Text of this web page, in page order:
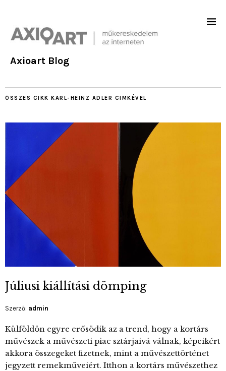
Axioart Blog
ÖSSZES CIKK KARL-HEINZ ADLER CIMKÉVEL
Júliusi kiállítási dömping
Szerző: admin
Külföldön egyre erősödik az a trend, hogy a kortárs
művészek a művészeti piac sztárjaivá válnak, képeikért
akkora összegeket fizetnek, mint a művészettörténet
jegyzett remekműveiért. Itthon a kortárs művészethez